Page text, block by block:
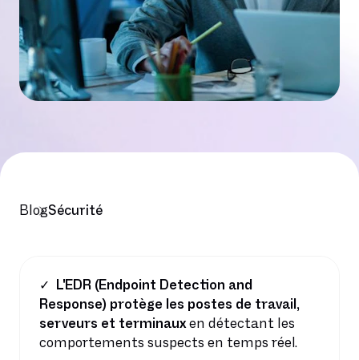
BlogSécurité
L'EDR (Endpoint Detection and
Response) protège les postes de travail,
serveurs et terminaux en détectant les
comportements suspects en temps réel.